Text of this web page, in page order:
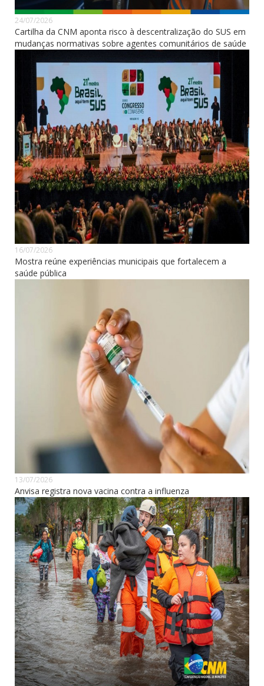
24/07/2026
Cartilha da CNM aponta risco à descentralização do SUS em
mudanças normativas sobre agentes comunitários de saúde
16/07/2026
Mostra reúne experiências municipais que fortalecem a
saúde pública
13/07/2026
Anvisa registra nova vacina contra a influenza